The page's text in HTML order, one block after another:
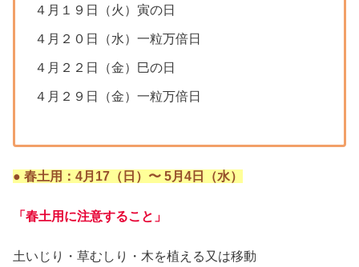
４月１９日（火）寅の日
４月２０日（水）一粒万倍日
４月２２日（金）巳の日
４月２９日（金）一粒万倍日
● 春土用： 4月17（日）〜 5月4日（水）
「春土用に注意すること」
土いじり・草むしり・木を植える又は移動